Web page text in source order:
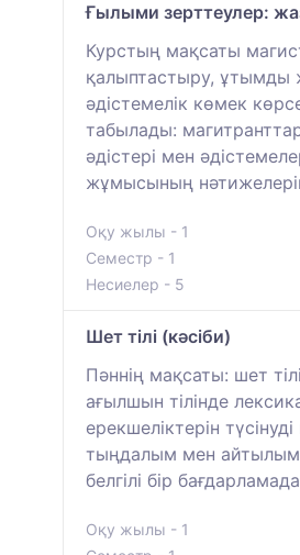
Ғылыми зерттеулер:
Курстың мақсаты
қалыптастыру, ұтымды
әдістемелік көмек
табылады:
әдістері мен
жұмысының
Оқу жылы - 1
Семестр - 1
Несиелер - 5
Шет тілі (кәсіби)
Пәннің мақсаты: шет
ағылшын тілінде
ерекшеліктерін
тыңдалым мен айтылым
белгілі бір
Оқу жылы - 1